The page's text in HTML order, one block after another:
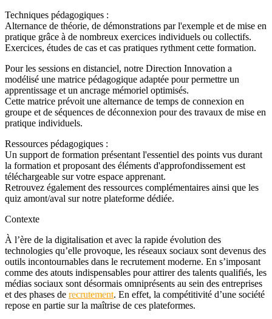
Techniques pédagogiques :
Alternance de théorie, de démonstrations par l'exemple et de mise en
pratique grâce à de nombreux exercices individuels ou collectifs.
Exercices, études de cas et cas pratiques rythment cette formation.
Pour les sessions en distanciel, notre Direction Innovation a
modélisé une matrice pédagogique adaptée pour permettre un
apprentissage et un ancrage mémoriel optimisés.
Cette matrice prévoit une alternance de temps de connexion en
groupe et de séquences de déconnexion pour des travaux de mise en
pratique individuels.
Ressources pédagogiques :
Un support de formation présentant l'essentiel des points vus durant
la formation et proposant des éléments d'approfondissement est
téléchargeable sur votre espace apprenant.
Retrouvez également des ressources complémentaires ainsi que les
quiz amont/aval sur notre plateforme dédiée.
Contexte
À l’ère de la digitalisation et avec la rapide évolution des
technologies qu’elle provoque, les réseaux sociaux sont devenus des
outils incontournables dans le recrutement moderne. En s’imposant
comme des atouts indispensables pour attirer des talents qualifiés, les
médias sociaux sont désormais omniprésents au sein des entreprises
et des phases de recrutement. En effet, la compétitivité d’une société
repose en partie sur la maîtrise de ces plateformes.